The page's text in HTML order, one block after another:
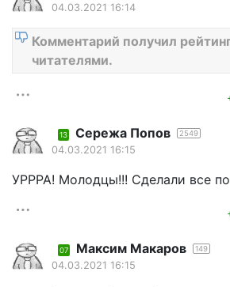
04.03.2021 16:14
Комментарий получил
читателями.
13 Сережа Попов 2549
04.03.2021 16:15
УРРРА! Молодцы!!! Сделали все
07 Максим Макаров 149
04.03.2021 16:15